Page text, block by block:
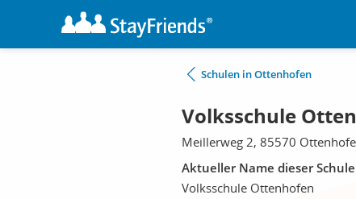
Schulen in Ottenhofen
Volksschule
Meillerweg 2, 85570
Aktueller Name dieser Schule
Volksschule Ottenhofen